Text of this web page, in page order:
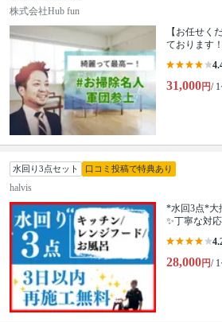
株式会社Hub fun
【お任せく
ております！
31,000円/
水回り3点セット 口コミ投稿で特典あり
halvis
*水回3点*大
✨丁寧な対
28,000円/